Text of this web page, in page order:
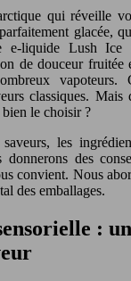
qui réveille
glacée,
e-liquide Lush Ice
de douceur fruitée
vapoteurs.
classiques. Mais
bien le choisir ?
les
donnerons des
convient. Nous
des emballages.
: